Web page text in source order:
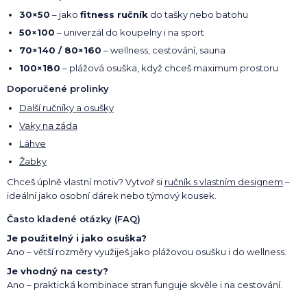
30×50 – jako fitness ručník do tašky nebo batohu
50×100 – univerzál do koupelny i na sport
70×140 / 80×160 – wellness, cestování, sauna
100×180 – plážová osuška, když chceš maximum prostoru
Doporučené prolinky
Další ručníky a osušky
Vaky na záda
Láhve
Žabky
Chceš úplně vlastní motiv? Vytvoř si ručník s vlastním designem –
ideální jako osobní dárek nebo týmový kousek.
Často kladené otázky (FAQ)
Je použitelný i jako osuška?
Ano – větší rozměry využiješ jako plážovou osušku i do wellness.
Je vhodný na cesty?
Ano – praktická kombinace stran funguje skvěle i na cestování.